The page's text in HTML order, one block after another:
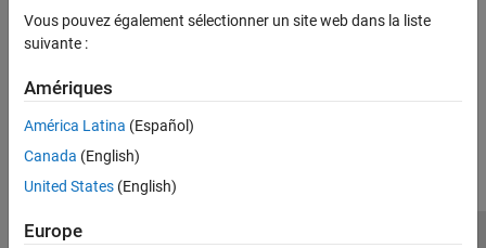
Vous pouvez également sélectionner un site web dans la liste
suivante :
Amériques
América Latina (Español)
Canada (English)
United States (English)
Europe